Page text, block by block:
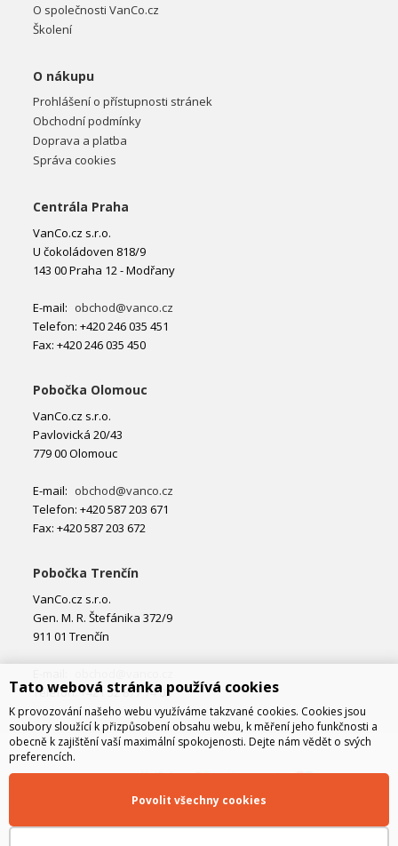
O společnosti VanCo.cz
Školení
O nákupu
Prohlášení o přístupnosti stránek
Obchodní podmínky
Doprava a platba
Správa cookies
Centrála Praha
VanCo.cz s.r.o.
U čokoládoven 818/9
143 00 Praha 12 - Modřany
E-mail: obchod@vanco.cz
Telefon: +420 246 035 451
Fax: +420 246 035 450
Pobočka Olomouc
VanCo.cz s.r.o.
Pavlovická 20/43
779 00 Olomouc
E-mail: obchod@vanco.cz
Telefon: +420 587 203 671
Fax: +420 587 203 672
Pobočka Trenčín
VanCo.cz s.r.o.
Gen. M. R. Štefánika 372/9
911 01 Trenčín
Telefon: +421 32 877 74 02
Tato webová stránka používá cookies
K provozování našeho webu využíváme takzvané cookies. Cookies jsou
soubory sloužící k přizpůsobení obsahu webu, k měření jeho funkčnosti a
obecně k zajištění vaší maximální spokojenosti. Dejte nám vědět o svých
preferencích.
Povolit všechny cookies